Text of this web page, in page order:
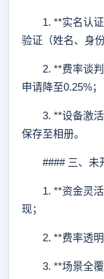
1. **实名认证
验证（姓名、身
2. **费率谈判
申请降至0.25%；
3. **设备激活
保存至相册。
#### 三、未
1. **资金灵活
现；
2. **费率透明**
3. **场景全覆